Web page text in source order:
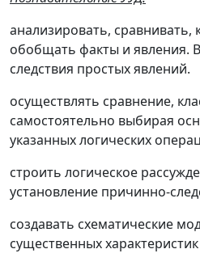
анализировать, сравнивать,
обобщать факты и явления.
следствия простых явлений.
осуществлять сравнение,
самостоятельно выбирая
указанных логических
строить логическое
установление причинно-
создавать схематические
существенных